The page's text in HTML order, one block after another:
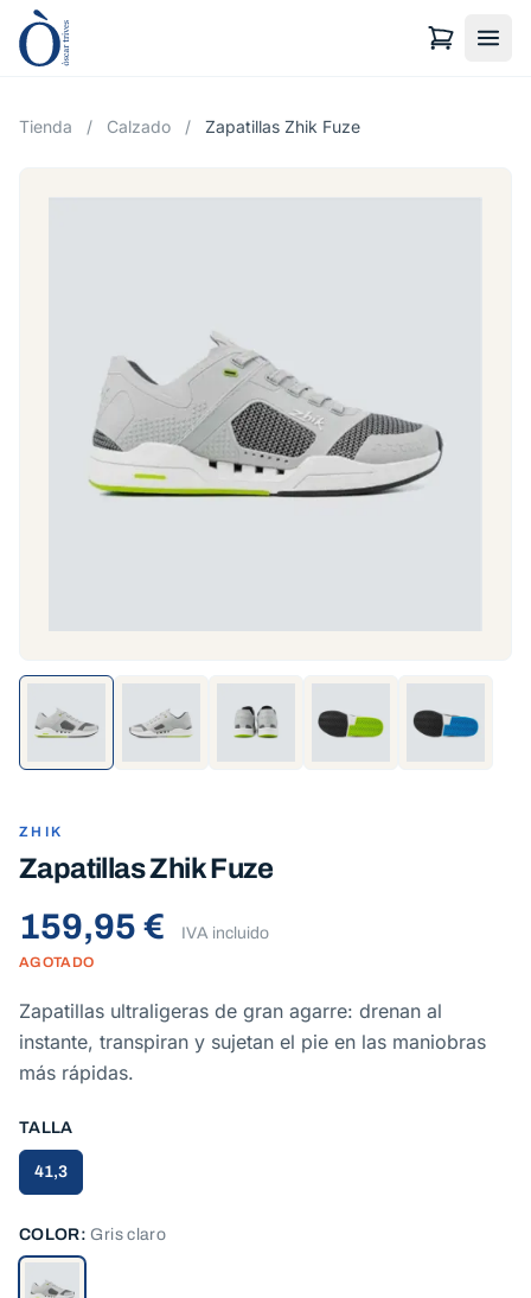
Tienda / Calzado / Zapatillas Zhik Fuze
ZHIK
Zapatillas Zhik Fuze
159,95 € IVA incluido
AGOTADO
Zapatillas ultraligeras de gran agarre: drenan al
instante, transpiran y sujetan el pie en las maniobras
más rápidas.
TALLA
41,3
COLOR:Gris claro